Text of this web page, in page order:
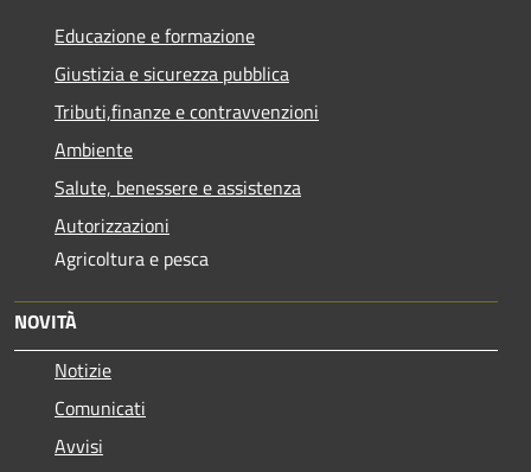
Educazione e formazione
Giustizia e sicurezza pubblica
Tributi,finanze e contravvenzioni
Ambiente
Salute, benessere e assistenza
Autorizzazioni
Agricoltura e pesca
NOVITÀ
Notizie
Comunicati
Avvisi